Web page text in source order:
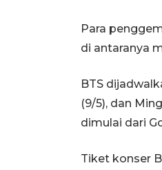
Para
di antaranya
BTS
(9/5), dan
dimulai dari
Tiket konser